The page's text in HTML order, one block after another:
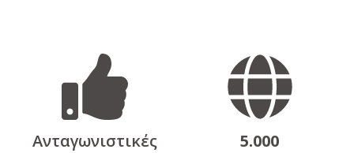
Ανταγωνιστικές
5.000